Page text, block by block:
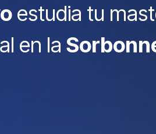
estudia tu
en la